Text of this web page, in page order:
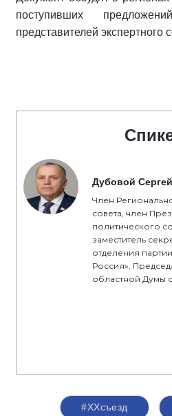
поступивших
представителей экспертного
Дубовой
Член
совета, член
политического
заместитель
отделения
Россия»,
областной Думы
#ХХсъезд